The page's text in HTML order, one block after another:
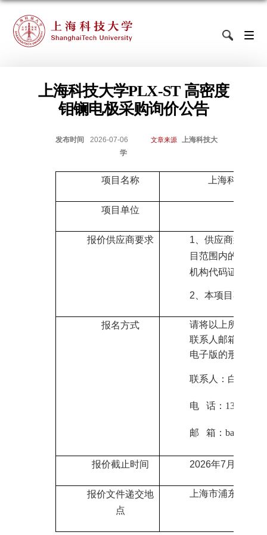
上海科技大学PLX-ST 高密度
钼镧电极采购询价公告
发布时间 2026-07-06 文章来源
上海科技大
学
项目名称 上海科技大学
项目单位
报价供应商要求 1 、供应商须能
目范围内的企业
机构代码证（三
2、 本项目不允许
报名方式
请将以上所需报
联系人邮箱领取
电子版的形式回
联系人 ：白老师
电 话：
邮 箱：baifx
报价截止时间 2026年7月10日
报价文件递交地
点
上海市浦东新区